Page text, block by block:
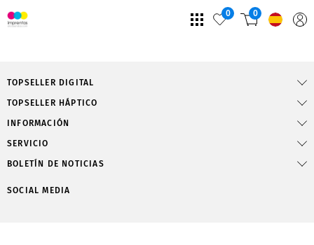
0 0
TOPSELLER DIGITAL
TOPSELLER HÁPTICO
INFORMACIÓN
SERVICIO
BOLETÍN DE NOTICIAS
SOCIAL MEDIA